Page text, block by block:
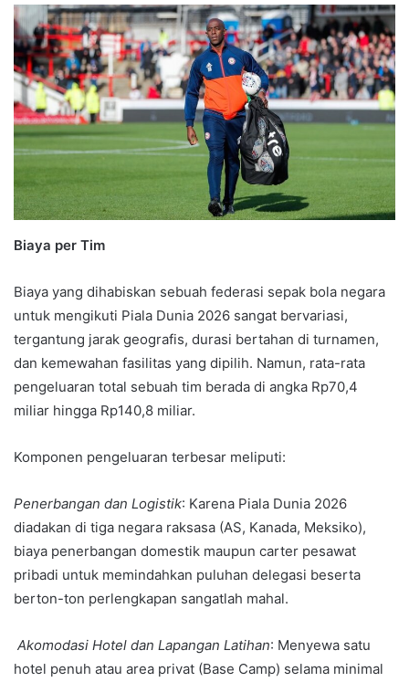
Biaya per Tim
Biaya yang dihabiskan sebuah federasi sepak bola negara
untuk mengikuti Piala Dunia 2026 sangat bervariasi,
tergantung jarak geografis, durasi bertahan di turnamen,
dan kemewahan fasilitas yang dipilih. Namun, rata-rata
pengeluaran total sebuah tim berada di angka Rp70,4
miliar hingga Rp140,8 miliar.
Komponen pengeluaran terbesar meliputi:
Penerbangan dan Logistik: Karena Piala Dunia 2026
diadakan di tiga negara raksasa (AS, Kanada, Meksiko),
biaya penerbangan domestik maupun carter pesawat
pribadi untuk memindahkan puluhan delegasi beserta
berton-ton perlengkapan sangatlah mahal.
Akomodasi Hotel dan Lapangan Latihan: Menyewa satu
hotel penuh atau area privat (Base Camp) selama minimal